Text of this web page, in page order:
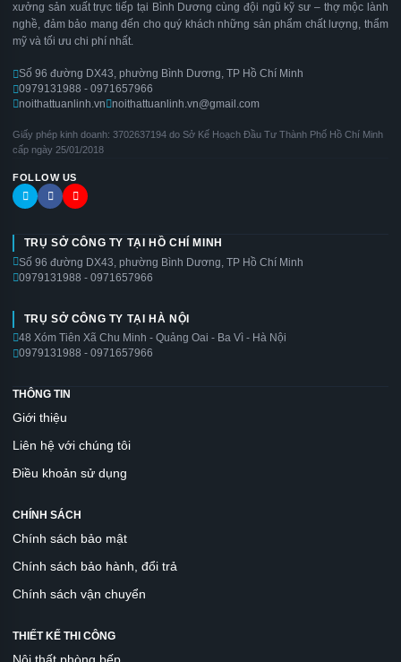
xưởng sản xuất trực tiếp tại Bình Dương cùng đội ngũ kỹ sư – thợ mộc lành
nghề, đảm bảo mang đến cho quý khách những sản phẩm chất lượng, thẩm
mỹ và tối ưu chi phí nhất.
Số 96 đường DX43, phường Bình Dương, TP Hồ Chí Minh
0979131988 - 0971657966
noithattuanlinh.vn noithattuanlinh.vn@gmail.com
Giấy phép kinh doanh: 3702637194 do Sở Kế Hoạch Đầu Tư Thành Phố Hồ Chí Minh
cấp ngày 25/01/2018
FOLLOW US
TRỤ SỞ CÔNG TY TẠI HỒ CHÍ MINH
Số 96 đường DX43, phường Bình Dương, TP Hồ Chí Minh
0979131988 - 0971657966
TRỤ SỞ CÔNG TY TẠI HÀ NỘI
48 Xóm Tiên Xã Chu Minh - Quảng Oai - Ba Vì - Hà Nội
0979131988 - 0971657966
THÔNG TIN
Giới thiệu
Liên hệ với chúng tôi
Điều khoản sử dụng
CHÍNH SÁCH
Chính sách bảo mật
Chính sách bảo hành, đổi trả
Chính sách vận chuyển
THIẾT KẾ THI CÔNG